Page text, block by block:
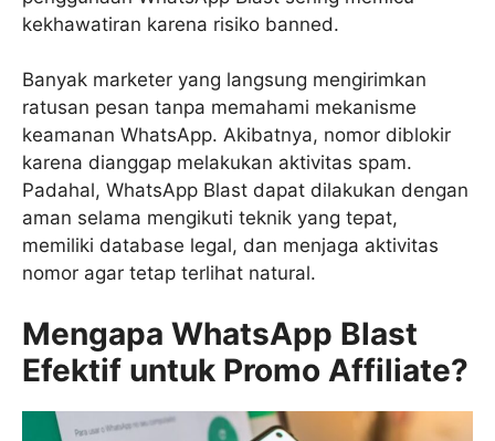
kekhawatiran karena risiko banned.
Banyak marketer yang langsung mengirimkan
ratusan pesan tanpa memahami mekanisme
keamanan WhatsApp. Akibatnya, nomor diblokir
karena dianggap melakukan aktivitas spam.
Padahal, WhatsApp Blast dapat dilakukan dengan
aman selama mengikuti teknik yang tepat,
memiliki database legal, dan menjaga aktivitas
nomor agar tetap terlihat natural.
Mengapa WhatsApp Blast
Efektif untuk Promo Affiliate?